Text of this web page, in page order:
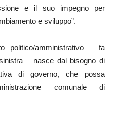
e il suo impegno per
e sviluppo”.
politico/amministrativo – fa
– nasce dal bisogno di
di governo, che possa
comunale di